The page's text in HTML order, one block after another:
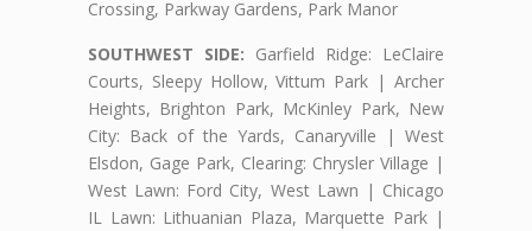
Crossing, Parkway Gardens, Park Manor
SOUTHWEST SIDE: Garfield Ridge: LeClaire
Courts, Sleepy Hollow, Vittum Park | Archer
Heights, Brighton Park, McKinley Park, New
City: Back of the Yards, Canaryville | West
Elsdon, Gage Park, Clearing: Chrysler Village |
West Lawn: Ford City, West Lawn | Chicago
IL Lawn: Lithuanian Plaza, Marquette Park |